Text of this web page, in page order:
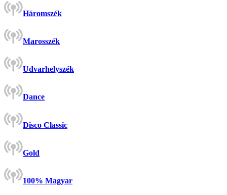
Háromszék
Marosszék
Udvarhelyszék
Dance
Disco Classic
Gold
100% Magyar